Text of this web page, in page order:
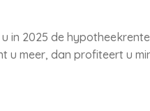
in 2025 de
u meer, dan profiteert u